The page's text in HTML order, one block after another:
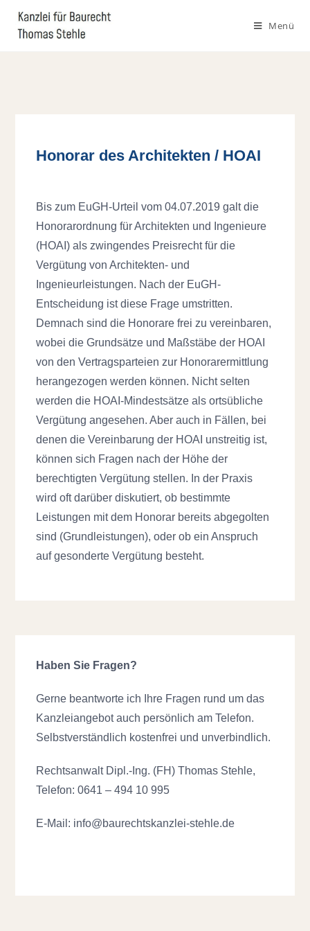
Menü
Honorar des Architekten / HOAI
Bis zum EuGH-Urteil vom 04.07.2019 galt die
Honorarordnung für Architekten und Ingenieure
(HOAI) als zwingendes Preisrecht für die
Vergütung von Architekten- und
Ingenieurleistungen. Nach der EuGH-
Entscheidung ist diese Frage umstritten.
Demnach sind die Honorare frei zu vereinbaren,
wobei die Grundsätze und Maßstäbe der HOAI
von den Vertragsparteien zur Honorarermittlung
herangezogen werden können. Nicht selten
werden die HOAI-Mindestsätze als ortsübliche
Vergütung angesehen. Aber auch in Fällen, bei
denen die Vereinbarung der HOAI unstreitig ist,
können sich Fragen nach der Höhe der
berechtigten Vergütung stellen. In der Praxis
wird oft darüber diskutiert, ob bestimmte
Leistungen mit dem Honorar bereits abgegolten
sind (Grundleistungen), oder ob ein Anspruch
auf gesonderte Vergütung besteht.
Haben Sie Fragen?
Gerne beantworte ich Ihre Fragen rund um das
Kanzleiangebot auch persönlich am Telefon.
Selbstverständlich kostenfrei und unverbindlich.
Rechtsanwalt Dipl.-Ing. (FH) Thomas Stehle,
Telefon: 0641 – 494 10 995
E-Mail: info@baurechtskanzlei-stehle.de